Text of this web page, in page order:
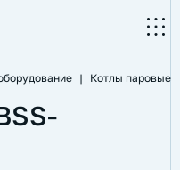
| Котлы паровые